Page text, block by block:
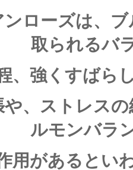
ローズは、
取られるバ
、強くすばら
、ストレス
ルモンバラ
用があるとい